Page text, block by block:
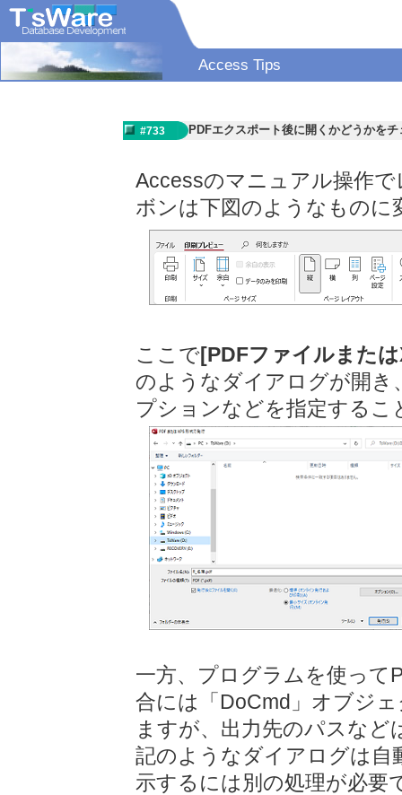
Access Tips
#733 PDFエクスポート後に開くかどうかを
Accessのマニュアル操作
ボンは下図のようなものに
ここで[PDFファイルまた
のようなダイアログが開き
プションなどを指定するこ
一方、プログラムを使って
合には「DoCmd」オブジ
ますが、出力先のパスなど
記のようなダイアログは自
示するには別の処理が必要